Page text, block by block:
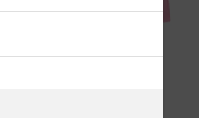
€ 51
original price
€ 40
discount price
20% de descuento